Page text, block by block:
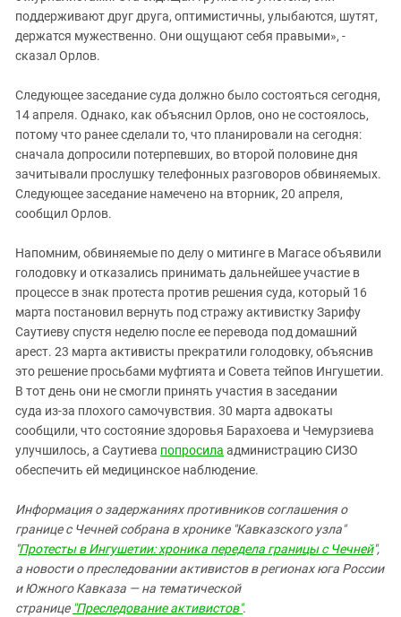
поддерживают друг друга, оптимистичны, улыбаются, шутят,
держатся мужественно. Они ощущают себя правыми», -
сказал Орлов.
Следующее заседание суда должно было состояться сегодня,
14 апреля. Однако, как объяснил Орлов, оно не состоялось,
потому что ранее сделали то, что планировали на сегодня:
сначала допросили потерпевших, во второй половине дня
зачитывали прослушку телефонных разговоров обвиняемых.
Следующее заседание намечено на вторник, 20 апреля,
сообщил Орлов.
Напомним, обвиняемые по делу о митинге в Магасе объявили
голодовку и отказались принимать дальнейшее участие в
процессе в знак протеста против решения суда, который 16
марта постановил вернуть под стражу активистку Зарифу
Саутиеву спустя неделю после ее перевода под домашний
арест. 23 марта активисты прекратили голодовку, объяснив
это решение просьбами муфтията и Совета тейпов Ингушетии.
В тот день они не смогли принять участия в заседании
суда из-за плохого самочувствия. 30 марта адвокаты
сообщили, что состояние здоровья Барахоева и Чемурзиева
улучшилось, а Саутиева попросила администрацию СИЗО
обеспечить ей медицинское наблюдение.
Информация о задержаниях противников соглашения о
границе с Чечней собрана в хронике "Кавказского узла"
"Протесты в Ингушетии: хроника передела границы с Чечней",
а новости о преследовании активистов в регионах юга России
и Южного Кавказа — на тематической
странице "Преследование активистов".